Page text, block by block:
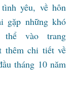
yêu, về hôn
gặp những khó
vào trang
thêm chi tiết về
tháng 10 năm